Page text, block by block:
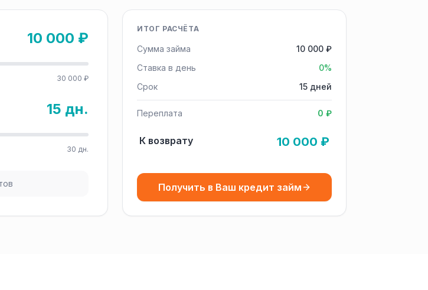
10 000 ₽
30 000 ₽
15 дн.
30 дн.
ИТОГ РАСЧЁТА
Сумма займа
10 000 ₽
Ставка в день
0%
Срок
15 дней
Переплата 0 ₽
К возврату 10 000 ₽
Получить в Ваш кредит займ